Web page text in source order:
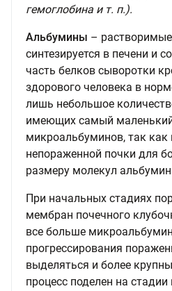
гемоглобина и т. п.).
Альбумины –
синтезируется в печени и
часть белков сыворотки
здорового человека в
лишь небольшое
имеющих самый
микроальбуминов, так как
непораженной почки для
размеру молекул
При начальных стадиях
мембран почечного
все больше
прогрессирования
выделяться и более
процесс поделен на стадии